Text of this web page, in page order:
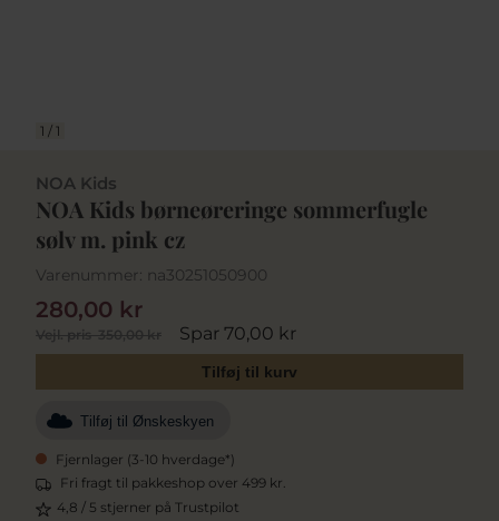
1 / 1
NOA Kids
NOA Kids børneøreringe sommerfugle
sølv m. pink cz
Varenummer: na30251050900
Vejl. pris350,00 kr Spar 70,00 kr
280,00 kr
Tilføj til kurv
Tilføj til Ønskeskyen
Fjernlager (3-10 hverdage*)
Fri fragt til pakkeshop over 499 kr.
4,8 / 5 stjerner på Trustpilot